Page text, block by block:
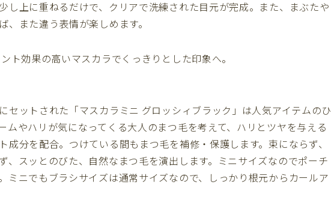
し上に重ねるだけで、クリアで洗練された目元が完成。また、まぶたや
、また違う表情が楽しめます。
ト効果の高いマスカラでくっきりとした印象へ。
セットされた「マスカラミニ グロッシィブラック」は人気アイテムのひ
ムやハリが気になってくる大人のまつ毛を考えて、ハリとツヤを与える
成分を配合。つけている間もまつ毛を補修・保護します。束にならず、
、スッとのびた、自然なまつ毛を演出します。ミニサイズなのでポーチ
ミニでもブラシサイズは通常サイズなので、しっかり根元からカールア